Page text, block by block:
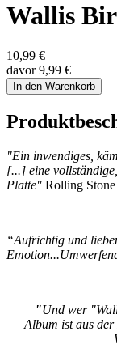
Wallis
10,99 €
davor 9,99 €
In den Warenkorb
"Ein inwendiges,
[...] eine
Platte" Rolling
“Aufrichtig und
"Und wer
Album ist aus